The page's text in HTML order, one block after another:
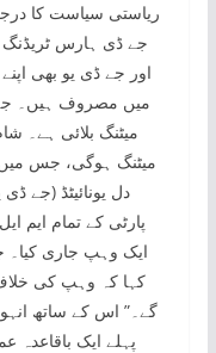
ریاستی سیاست کا
جے ڈی ہارس
اور جے ڈی یو بھی
میں مصروف ہیں۔ جے
میٹنگ بلائی ہے۔
میٹنگ ہوگی، جس
دل یونائیٹڈ (جے
پارٹی کے تمام ایم
ایک وہپ جاری
کہا کہ وہپ کی
گے۔” اس کے ساتھ
پہلے ایک باقاعدہ